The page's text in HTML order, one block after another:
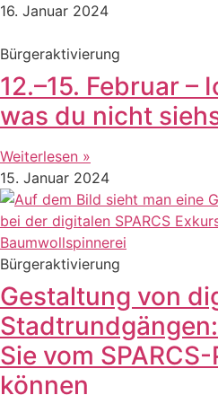
16. Januar 2024
Bürgeraktivierung
12.–15. Februar –
was du nicht
Weiterlesen »
15. Januar 2024
Bürgeraktivierung
Gestaltung von
Sie vom
können